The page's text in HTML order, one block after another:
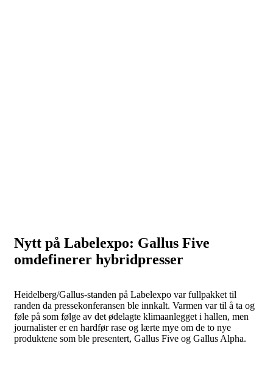
Nytt på Labelexpo: Gallus Five
omdefinerer hybridpresser
Heidelberg/Gallus-standen på Labelexpo var fullpakket til
randen da pressekonferansen ble innkalt. Varmen var til å ta og
føle på som følge av det ødelagte klimaanlegget i hallen, men
journalister er en hardfør rase og lærte mye om de to nye
produktene som ble presentert, Gallus Five og Gallus Alpha.